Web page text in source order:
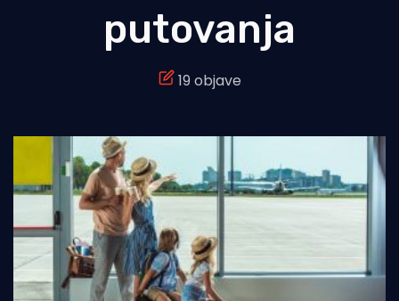
Morski plus
Otoci
Turizam i nautika
Pomorstvo
Ribolov
putovanja
19 objave